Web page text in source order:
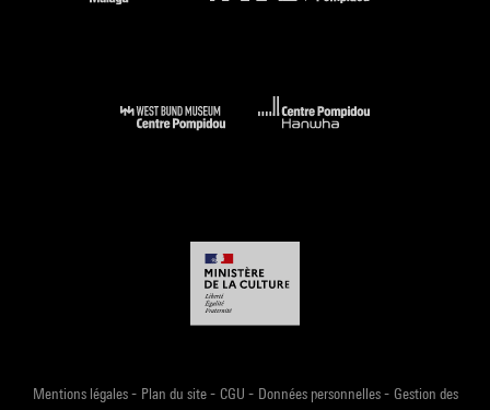
Mentions légales- Plan du site- CGU - Données personnelles- Gestion des